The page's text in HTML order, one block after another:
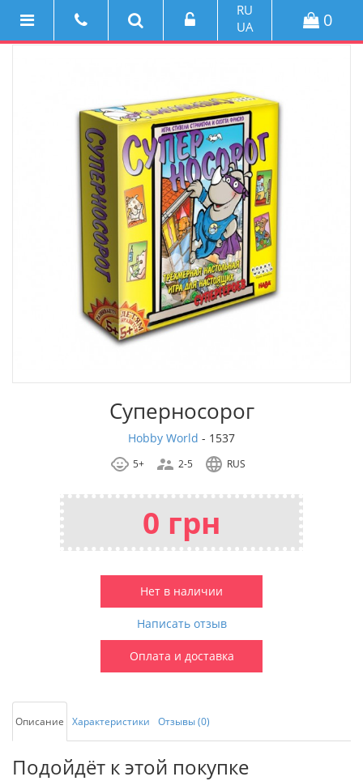
RU
UA
0
Суперносорог
Hobby World - 1537
5+ 2-5 RUS
0 грн
Нет в наличии
Написать отзыв
Оплата и доставка
Описание Характеристики Отзывы (0)
Подойдёт к этой покупке